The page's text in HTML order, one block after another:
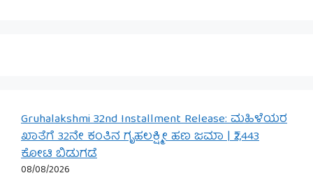
Gruhalakshmi 32nd Installment Release: ಮಹಿಳೆಯರ
ಖಾತೆಗೆ 32ನೇ ಕಂತಿನ ಗೃಹಲಕ್ಷ್ಮೀ ಹಣ ಜಮಾ | ₹2,443
ಕೋಟಿ ಬಿಡುಗಡೆ
08/08/2026